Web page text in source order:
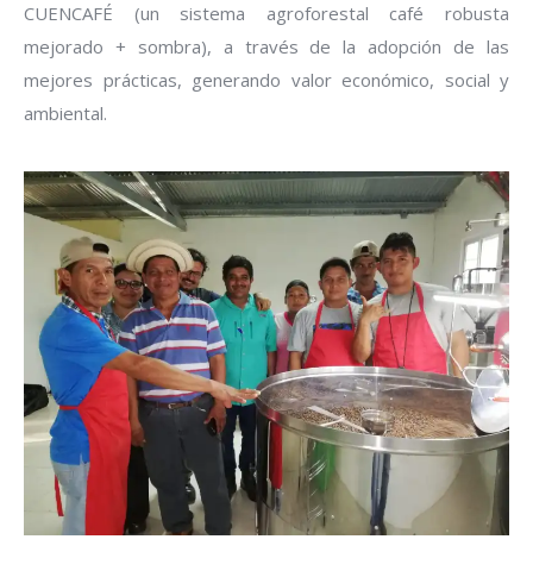
CUENCAFÉ (un sistema agroforestal café robusta
mejorado + sombra), a través de la adopción de las
mejores prácticas, generando valor económico, social y
ambiental.